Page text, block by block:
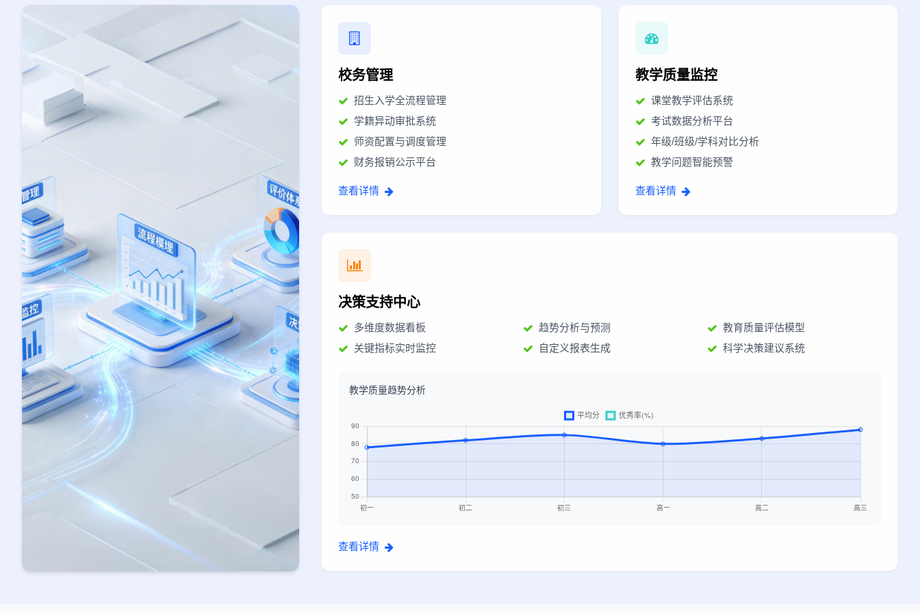
校务管理
招生入学全流程管理
学籍异动审批系统
师资配置与调度管理
财务报销公示平台
查看详情
教学质量监控
课堂教学评估系统
考试数据分析平台
年级/班级/学科对比分析
教学问题智能预警
查看详情
决策支持中心
多维度数据看板
关键指标实时监控
趋势分析与预测
自定义报表生成
教育质量评估模型
科学决策建议系统
教学质量趋势分析
查看详情